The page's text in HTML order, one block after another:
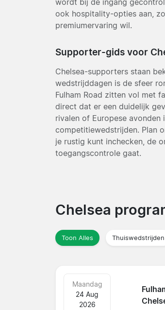
ook hospitality-opties aan,
premiumervaring wil.
Supporter-gids voor
Chelsea-supporters staan
wedstrijddagen is de sfeer
Fulham Road zitten vol met
direct dat er een duidelijk
rivalen of Europese
competitiewedstrijden. Plan
je rustig kunt inchecken, de
toegangscontrole gaat.
Chelsea
Toon Alles Thuiswedstrijden
Maandag
24 Aug
2026